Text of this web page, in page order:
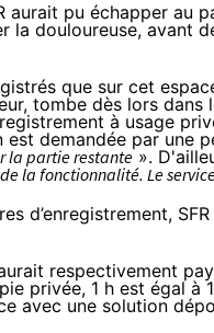
aurait pu échapper au
la douloureuse, avant
que sur cet
tombe dès lors dans
à usage
demandée par une
la partie restante».
la fonctionnalité. Le
d’enregistrement, SFR
respectivement
privée, 1 h est égal à
avec une solution